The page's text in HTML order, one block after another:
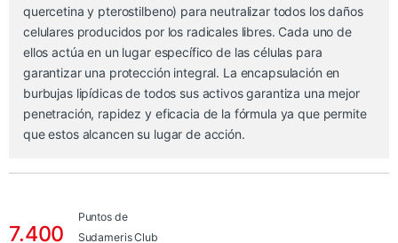
quercetina y pterostilbeno) para neutralizar todos los daños
celulares producidos por los radicales libres. Cada uno de
ellos actúa en un lugar específico de las células para
garantizar una protección integral. La encapsulación en
burbujas lipídicas de todos sus activos garantiza una mejor
penetración, rapidez y eficacia de la fórmula ya que permite
que estos alcancen su lugar de acción.
7.400
Puntos de
Sudameris Club